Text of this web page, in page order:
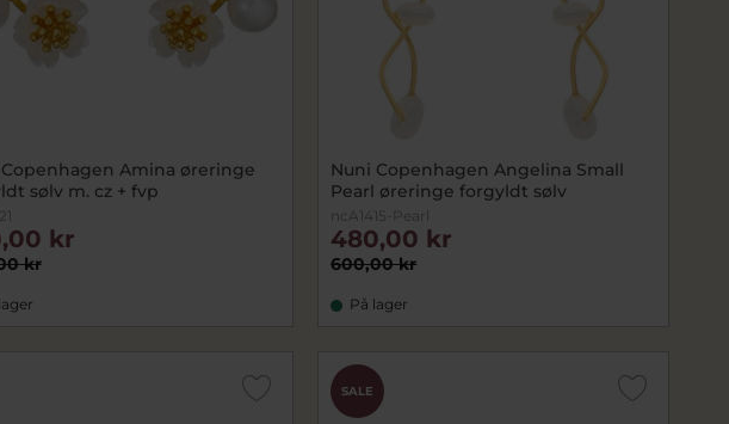
Amina øreringe
sølv m. cz + fvp
kr
kr
Nuni Copenhagen Angelina Small
Pearl øreringe forgyldt sølv
ncA1415-Pearl
600,00 kr
480,00 kr
På lager
SALE